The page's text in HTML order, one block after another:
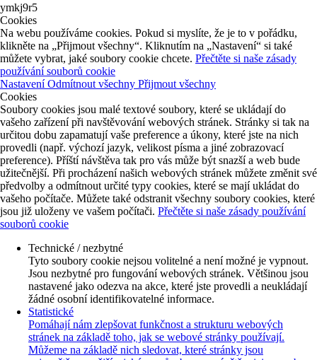
ymkj9r5
Cookies
Na webu používáme cookies. Pokud si myslíte, že je to v pořádku,
klikněte na „Přijmout všechny“. Kliknutím na „Nastavení“ si také
můžete vybrat, jaké soubory cookie chcete. Přečtěte si naše zásady
používání souborů cookie
NastaveníOdmítnout všechny Přijmout všechny
Cookies
Soubory cookies jsou malé textové soubory, které se ukládají do
vašeho zařízení při navštěvování webových stránek. Stránky si tak na
určitou dobu zapamatují vaše preference a úkony, které jste na nich
provedli (např. výchozí jazyk, velikost písma a jiné zobrazovací
preference). Příští návštěva tak pro vás může být snazší a web bude
užitečnější. Při procházení našich webových stránek můžete změnit své
předvolby a odmítnout určité typy cookies, které se mají ukládat do
vašeho počítače. Můžete také odstranit všechny soubory cookies, které
jsou již uloženy ve vašem počítači. Přečtěte si naše zásady používání
souborů cookie
Technické / nezbytné
Tyto soubory cookie nejsou volitelné a není možné je vypnout.
Jsou nezbytné pro fungování webových stránek. Většinou jsou
nastavené jako odezva na akce, které jste provedli a neukládají
žádné osobní identifikovatelné informace.
Statistické
Pomáhají nám zlepšovat funkčnost a strukturu webových
stránek na základě toho, jak se webové stránky používají.
Můžeme na základě nich sledovat, které stránky jsou